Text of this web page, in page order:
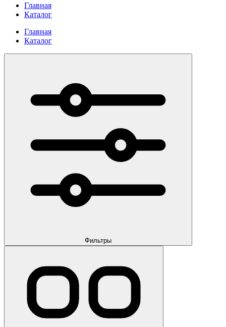
Главная
Каталог
Главная
Каталог
Фильтры